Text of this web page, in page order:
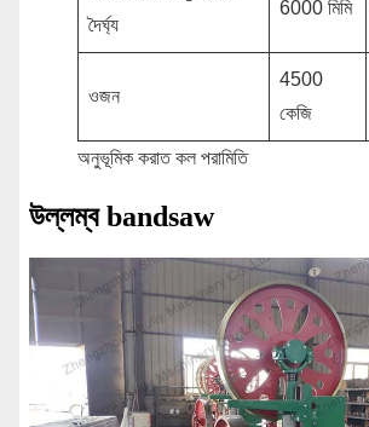
দৈর্ঘ্য
6000 মিমি
ওজন
4500
কেজি
অনুভূমিক করাত কল পরামিতি
উল্লম্ব bandsaw